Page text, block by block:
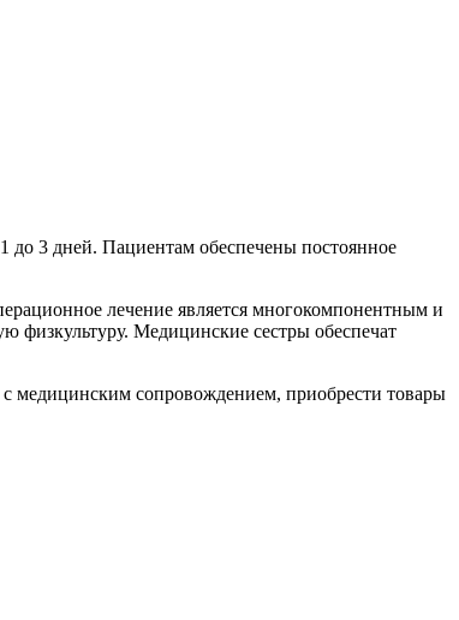
до 3 дней. Пациентам обеспечены постоянное
лечение является многокомпонентным и
физкультуру. Медицинские сестры обеспечат
с медицинским сопровождением, приобрести товары